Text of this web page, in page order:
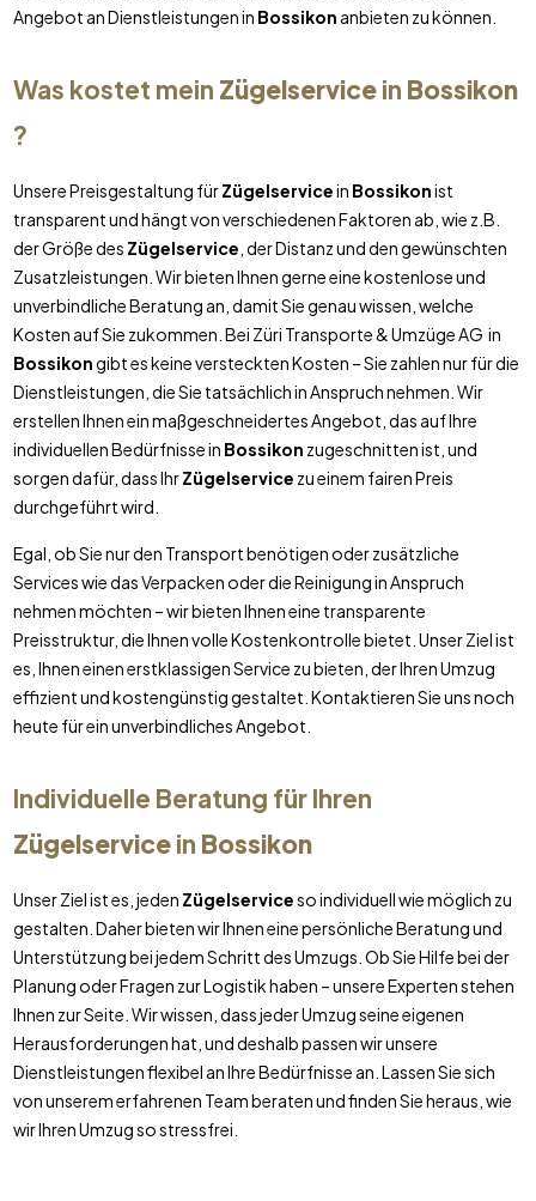
Angebot an Dienstleistungen in Bossikon anbieten zu können.
Was kostet mein Zügelservicein Bossikon
?
Unsere Preisgestaltung fürZügelservicein Bossikonist
transparent und hängt von verschiedenen Faktoren ab, wie z.B.
der Größe des Zügelservice , der Distanz und den gewünschten
Zusatzleistungen. Wir bieten Ihnen gerne eine kostenlose und
unverbindliche Beratung an, damit Sie genau wissen, welche
Kosten auf Sie zukommen. Bei Züri Transporte & Umzüge AG in
Bossikongibt es keine versteckten Kosten – Sie zahlen nur für die
Dienstleistungen, die Sie tatsächlich in Anspruch nehmen. Wir
erstellen Ihnen ein maßgeschneidertes Angebot, das auf Ihre
individuellen Bedürfnisse in Bossikon zugeschnitten ist, und
sorgen dafür, dass IhrZügelservice zu einem fairen Preis
durchgeführt wird.
Egal, ob Sie nur den Transport benötigen oder zusätzliche
Services wie das Verpacken oder die Reinigung in Anspruch
nehmen möchten – wir bieten Ihnen eine transparente
Preisstruktur, die Ihnen volle Kostenkontrolle bietet. Unser Ziel ist
es, Ihnen einen erstklassigen Service zu bieten, der Ihren Umzug
effizient und kostengünstig gestaltet. Kontaktieren Sie uns noch
heute für ein unverbindliches Angebot.
Individuelle Beratung für Ihren
Zügelservicein Bossikon
Unser Ziel ist es, jeden Zügelserviceso individuell wie möglich zu
gestalten. Daher bieten wir Ihnen eine persönliche Beratung und
Unterstützung bei jedem Schritt des Umzugs. Ob Sie Hilfe bei der
Planung oder Fragen zur Logistik haben – unsere Experten stehen
Ihnen zur Seite. Wir wissen, dass jeder Umzug seine eigenen
Herausforderungen hat, und deshalb passen wir unsere
Dienstleistungen flexibel an Ihre Bedürfnisse an. Lassen Sie sich
von unserem erfahrenen Team beraten und finden Sie heraus, wie
wir Ihren Umzug so stressfrei.